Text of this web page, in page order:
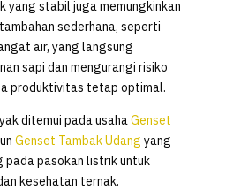
yang stabil juga memungkinkan
sederhana, seperti
air, yang langsung
sapi dan mengurangi risiko
produktivitas tetap optimal.
ditemui pada usaha Genset
Genset Tambak Udang yang
pasokan listrik untuk
kesehatan ternak.